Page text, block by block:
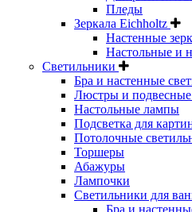
Пледы
Зеркала Eichholtz
Настенные
Настольные и
Светильники
Бра и настенные
Люстры и подвесные
Настольные лампы
Подсветка для
Потолочные
Торшеры
Абажуры
Лампочки
Светильники для
Бра и